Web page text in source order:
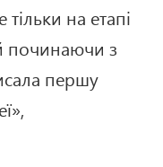
на етапі
починаючи з
першу